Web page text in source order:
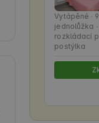
Vytápěné ∙
jednolůžka
rozkládací
postýlka